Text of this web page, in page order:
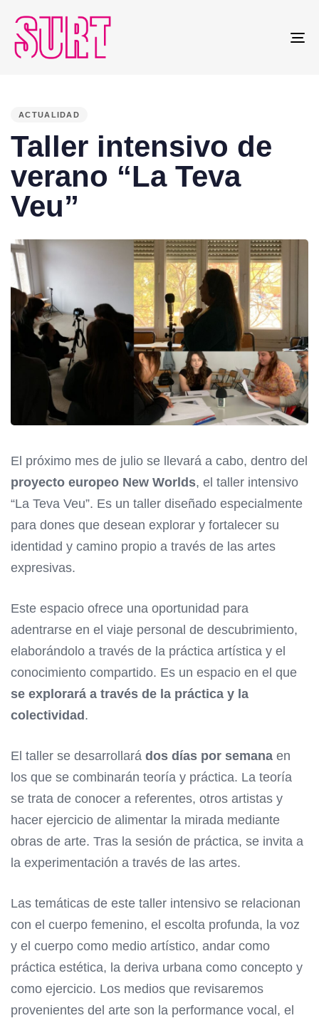
ACTUALIDAD
Taller intensivo de
verano “La Teva
Veu”
El próximo mes de julio se llevará a cabo, dentro del
proyecto europeo New Worlds, el taller intensivo
“La Teva Veu”. Es un taller diseñado especialmente
para dones que desean explorar y fortalecer su
identidad y camino propio a través de las artes
expresivas.
Este espacio ofrece una oportunidad para
adentrarse en el viaje personal de descubrimiento,
elaborándolo a través de la práctica artística y el
conocimiento compartido. Es un espacio en el que
se explorará a través de la práctica y la
colectividad.
El taller se desarrollará dos días por semana en
los que se combinarán teoría y práctica. La teoría
se trata de conocer a referentes, otros artistas y
hacer ejercicio de alimentar la mirada mediante
obras de arte. Tras la sesión de práctica, se invita a
la experimentación a través de las artes.
Las temáticas de este taller intensivo se relacionan
con el cuerpo femenino, el escolta profunda, la voz
y el cuerpo como medio artístico, andar como
práctica estética, la deriva urbana como concepto y
como ejercicio. Los medios que revisaremos
provenientes del arte son la performance vocal, el